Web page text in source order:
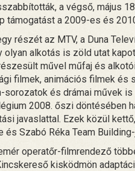
a végső, május
támogatást a 2009-es és
részét az MTV, a Duna
olyan alkotás is zöld utat
művel műfaj és
filmek, animációs filmek és
sorozatok és drámai művek
2008. őszi döntésében
javaslattal. Ezek közül
Szabó Réka Team
operatőr-filmrendező
kisködmön